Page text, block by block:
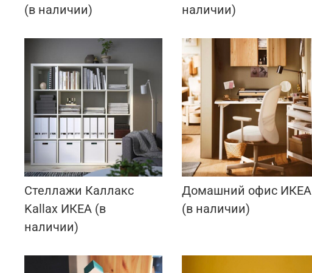
(в наличии)
наличии)
Стеллажи Каллакс
Kallax ИКЕА (в
наличии)
Домашний офис ИКЕА
(в наличии)